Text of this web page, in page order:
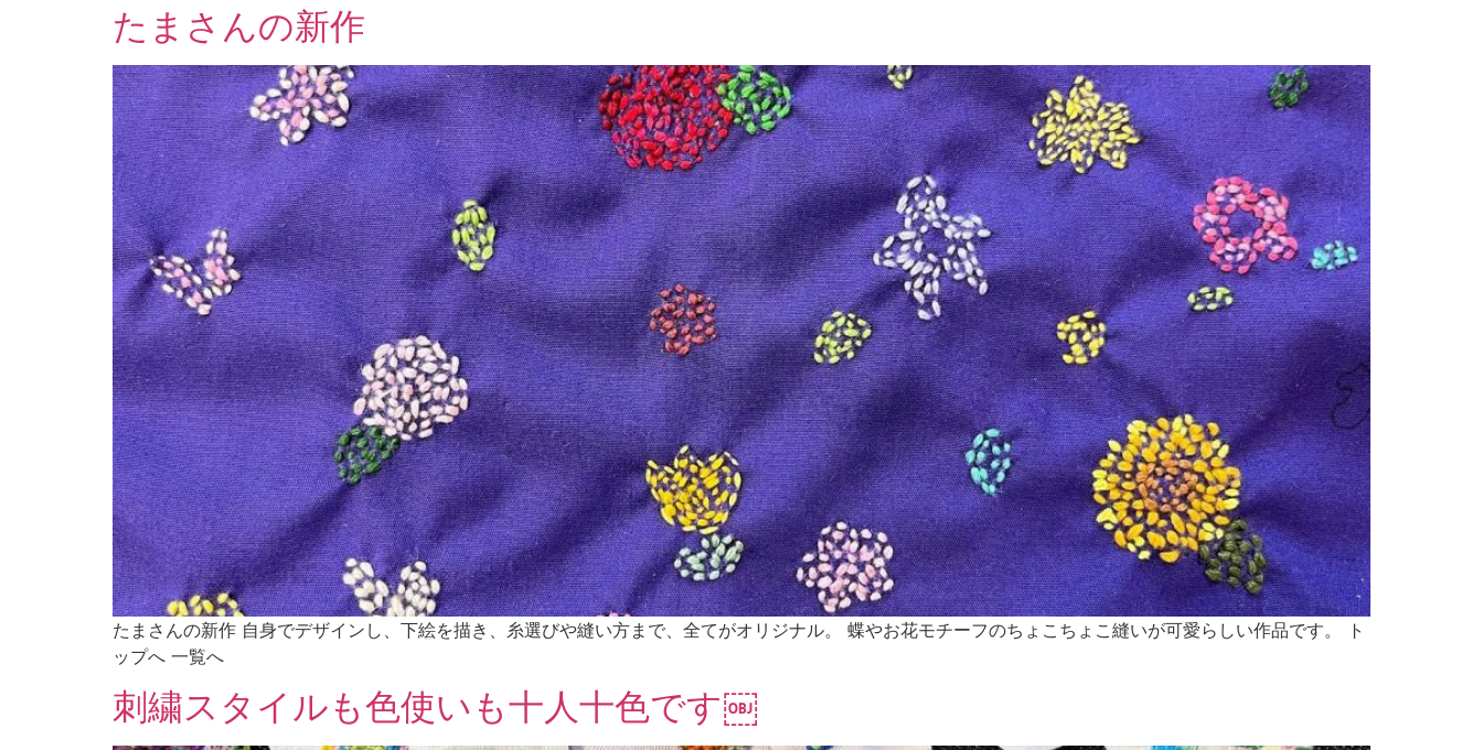
たまさんの新作
たまさんの新作 自身でデザインし、下絵を描き、糸選びや縫い方まで、全てがオリジナル。 蝶やお花モチーフのちょこちょこ縫いが可愛らしい作品です。 ト
ップへ 一覧へ
刺繍スタイルも色使いも十人十色です￼